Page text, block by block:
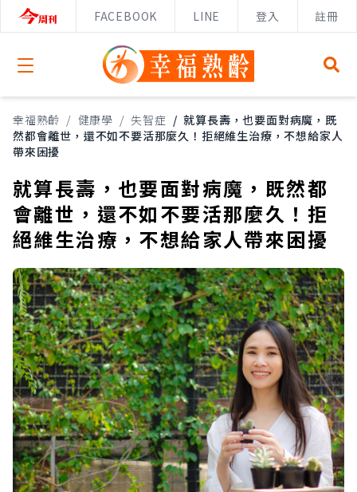
FACEBOOK LINE 登入 註冊
Open menu
幸福熟齡 / 健康學 / 失智症 / 就算長壽，也要面對病魔，既
然都會離世，還不如不要活那麼久！拒絕維生治療，不想給家人
帶來困擾
就算長壽，也要面對病魔，既然都
會離世，還不如不要活那麼久！拒
絕維生治療，不想給家人帶來困擾